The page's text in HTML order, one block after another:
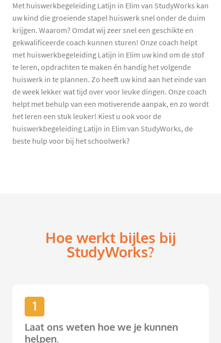
Met huiswerkbegeleiding Latijn in Elim van StudyWorks kan
uw kind die groeiende stapel huiswerk snel onder de duim
krijgen. Waarom? Omdat wij zeer snel een geschikte en
gekwalificeerde coach kunnen sturen! Onze coach helpt
met huiswerkbegeleiding Latijn in Elim uw kind om de stof
te leren, opdrachten te maken én handig het volgende
huiswerk in te plannen. Zo heeft uw kind aan het einde van
de week lekker wat tijd over voor leuke dingen. Onze coach
helpt met behulp van een motiverende aanpak, en zo wordt
het leren een stuk leuker! Kiest u ook voor de
huiswerkbegeleiding Latijn in Elim van StudyWorks, de
beste hulp voor bij het schoolwerk?
Hoe werkt bijles bij
StudyWorks?
1
Laat ons weten hoe we je kunnen
helpen.